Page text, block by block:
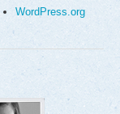
WordPress.org